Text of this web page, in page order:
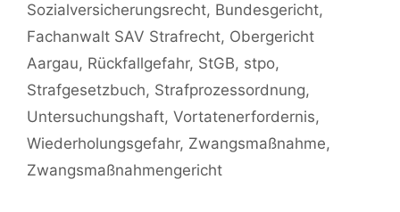
Sozialversicherungsrecht, Bundesgericht,
Fachanwalt SAV Strafrecht, Obergericht
Aargau, Rückfallgefahr, StGB, stpo,
Strafgesetzbuch, Strafprozessordnung,
Untersuchungshaft, Vortatenerfordernis,
Wiederholungsgefahr, Zwangsmaßnahme,
Zwangsmaßnahmengericht